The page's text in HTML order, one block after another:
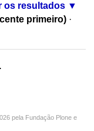
os resultados
primeiro) ·
pela Fundação Plone e